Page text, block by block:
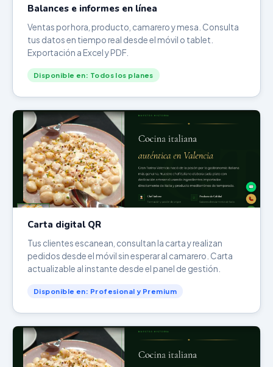
Balances e informes en línea
Ventas por hora, producto, camarero y mesa. Consulta
tus datos en tiempo real desde el móvil o tablet.
Exportación a Excel y PDF.
Disponible en: Todos los planes
Carta digital QR
Tus clientes escanean, consultan la carta y realizan
pedidos desde el móvil sin esperar al camarero. Carta
actualizable al instante desde el panel de gestión.
Disponible en: Profesional y Premium